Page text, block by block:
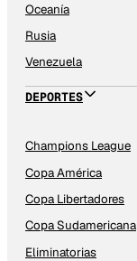
Oceanía
Rusia
Venezuela
DEPORTES
Champions League
Copa América
Copa Libertadores
Copa Sudamericana
Eliminatorias